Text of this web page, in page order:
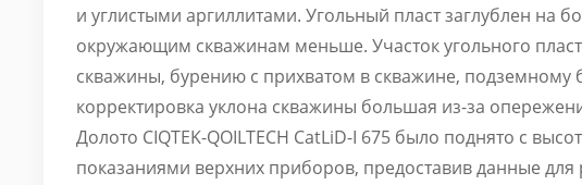
и углистыми аргиллитами. Угольный пласт заглублен на
окружающим скважинам меньше. Участок угольного
скважины, бурению с прихватом в скважине,
корректировка уклона скважины большая из-за
Долото CIQTEK-QOILTECH CatLiD-I 675 было поднято с
показаниями верхних приборов, предоставив данные для